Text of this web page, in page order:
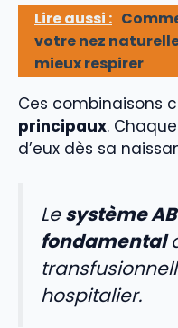
Lire aussi :
votre nez
mieux respirer
Ces combinaisons
principaux.
d’eux dès sa
Lesystème
fondamental
hospitalier.